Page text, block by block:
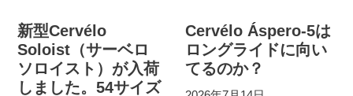
新型Cervélo
Soloist（サーベロ
ソロイスト）が入荷
しました。54サイズ
Cervélo Áspero-5は
ロングライドに向い
てるのか？